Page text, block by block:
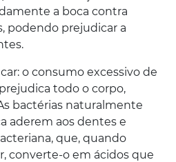
a boca contra
podendo prejudicar a
o consumo excessivo de
todo o corpo,
bactérias naturalmente
aderem aos dentes e
que, quando
converte-o em ácidos que